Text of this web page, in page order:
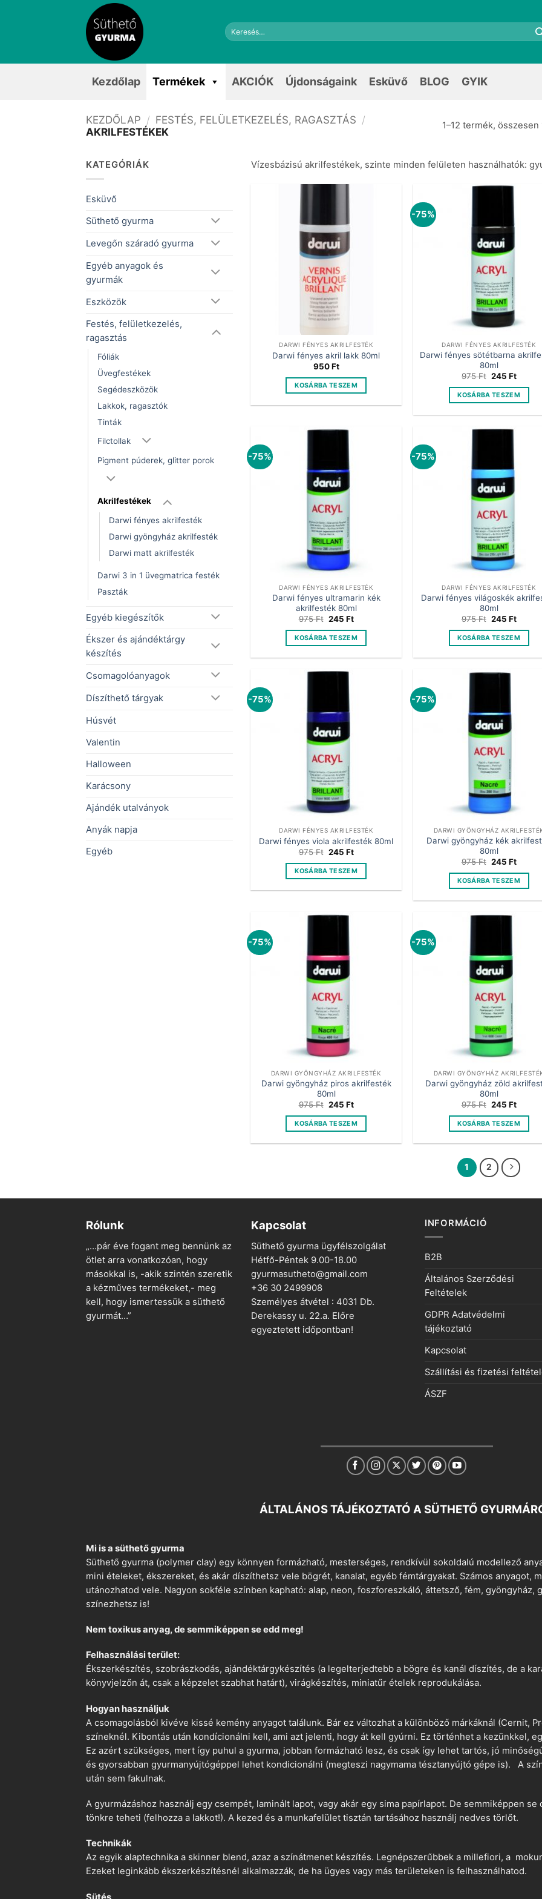
Keresés
a
Kezdőlap Termékek AKCIÓK Újdonságaink Esküvő BLOG GYIK
KEZDŐLAP / FESTÉS, FELÜLETKEZELÉS, RAGASZTÁS /
AKRILFESTÉKEK
1–12 termék, összesen
KATEGÓRIÁK
Esküvő
Süthető gyurma
Levegőn száradó gyurma
Egyéb anyagok és
gyurmák
Eszközök
Festés, felületkezelés,
ragasztás
Fóliák
Üvegfestékek
Segédeszközök
Lakkok, ragasztók
Tinták
Filctollak
Pigment púderek, glitter porok
Akrilfestékek
Darwi fényes akrilfesték
Darwi gyöngyház akrilfesték
Darwi matt akrilfesték
Darwi 3 in 1 üvegmatrica festék
Paszták
Egyéb kiegészítők
Ékszer és ajándéktárgy
készítés
Csomagolóanyagok
Díszíthető tárgyak
Húsvét
Valentin
Halloween
Karácsony
Ajándék utalványok
Anyák napja
Egyéb
Vízesbázisú akrilfestékek, szinte minden felületen használhatók:
DARWI FÉNYES AKRILFESTÉK
Darwi fényes akril lakk 80ml
950Ft
KOSÁRBA TESZEM
-75%
DARWI FÉNYES AKRILFESTÉK
Darwi fényes sötétbarna
80ml
975Ft Original
was:
975 Ft.
245 FtCurrent
is:
245 Ft.
KOSÁRBA TESZEM
-75%
DARWI FÉNYES AKRILFESTÉK
Darwi fényes ultramarin kék
akrilfesték 80ml
975Ft Original
was:
975 Ft.
245 FtCurrent
is:
245 Ft.
KOSÁRBA TESZEM
-75%
DARWI FÉNYES AKRILFESTÉK
Darwi fényes világoskék
80ml
975Ft Original
was:
975 Ft.
245 FtCurrent
is:
245 Ft.
KOSÁRBA TESZEM
-75%
DARWI FÉNYES AKRILFESTÉK
Darwi fényes viola akrilfesték 80ml
975Ft Original
was:
975 Ft.
245 FtCurrent
is:
245 Ft.
KOSÁRBA TESZEM
-75%
DARWI GYÖNGYHÁZ
Darwi gyöngyház kék
80ml
975Ft Original
was:
975 Ft.
245 FtCurrent
is:
245 Ft.
KOSÁRBA TESZEM
-75%
DARWI GYÖNGYHÁZ AKRILFESTÉK
Darwi gyöngyház piros akrilfesték
80ml
975Ft Original
was:
975 Ft.
245 FtCurrent
is:
245 Ft.
KOSÁRBA TESZEM
-75%
DARWI GYÖNGYHÁZ
Darwi gyöngyház zöld
80ml
975Ft Original
was:
975 Ft.
245 FtCurrent
is:
245 Ft.
KOSÁRBA TESZEM
1 2
Rólunk
„…pár éve fogant meg bennünk az
ötlet arra vonatkozóan, hogy
másokkal is, -akik szintén szeretik
a kézműves termékeket,- meg
kell, hogy ismertessük a süthető
gyurmát…”
Kapcsolat
Süthető gyurma ügyfélszolgálat
Hétfő-Péntek 9.00-18.00
gyurmasutheto@gmail.com
+36 30 2499908
Személyes átvétel : 4031 Db.
Derekassy u. 22.a. Előre
egyeztetett időpontban!
INFORMÁCIÓ
B2B
Általános Szerződési
Feltételek
GDPR Adatvédelmi
tájékoztató
Kapcsolat
Szállítási és fizetési
ÁSZF
ÁLTALÁNOS TÁJÉKOZTATÓ A SÜTHETŐ
Mi is a süthető gyurma
Süthető gyurma (polymer clay) egy könnyen formázható, mesterséges, rendkívül sokoldalú modellező
mini ételeket, ékszereket, és akár díszíthetsz vele bögrét, kanalat, egyéb fémtárgyakat. Számos anyagot,
utánozhatod vele. Nagyon sokféle színben kapható: alap, neon, foszforeszkáló, áttetsző, fém, gyöngyház,
színezhetsz is!
Nem toxikus anyag, de semmiképpen se edd meg!
Felhasználási terület:
Ékszerkészítés, szobrászkodás, ajándéktárgykészítés (a legelterjedtebb a bögre és kanál díszítés, de a
könyvjelzőn át, csak a képzelet szabhat határt), virágkészítés, miniatűr ételek reprodukálása.
Hogyan használjuk
A csomagolásból kivéve kissé kemény anyagot találunk. Bár ez változhat a különböző márkáknál (Cernit,
színeknél. Kibontás után kondícionálni kell, ami azt jelenti, hogy át kell gyúrni. Ez történhet a kezünkkel,
Ez azért szükséges, mert így puhul a gyurma, jobban formázható lesz, és csak így lehet tartós, jó
és gyorsabban gyurmanyújtógéppel lehet kondicionálni (megteszi nagymama tésztanyújtó gépe is). A
után sem fakulnak.
A gyurmázáshoz használj egy csempét, laminált lapot, vagy akár egy sima papírlapot. De semmiképpen
tönkre teheti (felhozza a lakkot!). A kezed és a munkafelület tisztán tartásához használj nedves törlőt.
Technikák
Az egyik alaptechnika a skinner blend, azaz a színátmenet készítés. Legnépszerűbbek a millefiori, a
Ezeket leginkább ékszerkészítésnél alkalmazzák, de ha ügyes vagy más területeken is felhasználhatod.